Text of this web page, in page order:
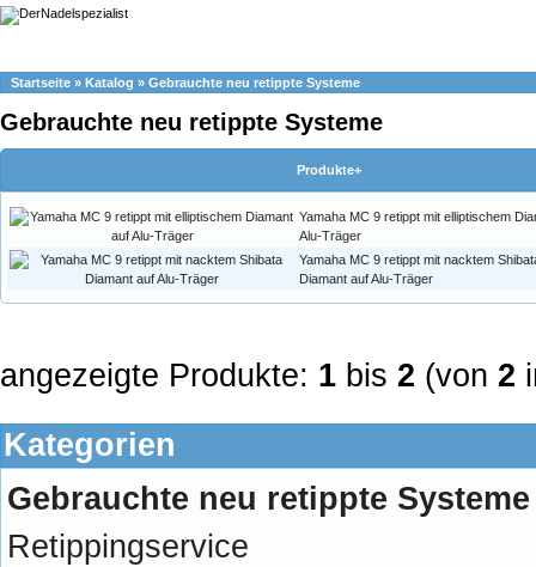
Startseite » Katalog » Gebrauchte neu retippte Systeme
Gebrauchte neu retippte Systeme
Produkte+
Yamaha MC 9 retippt mit elliptischem
Alu-Träger
Yamaha MC 9 retippt mit nacktem
Diamant auf Alu-Träger
angezeigte Produkte: 1 bis 2 (von 2
Kategorien
Gebrauchte neu retippte Systeme
Retippingservice